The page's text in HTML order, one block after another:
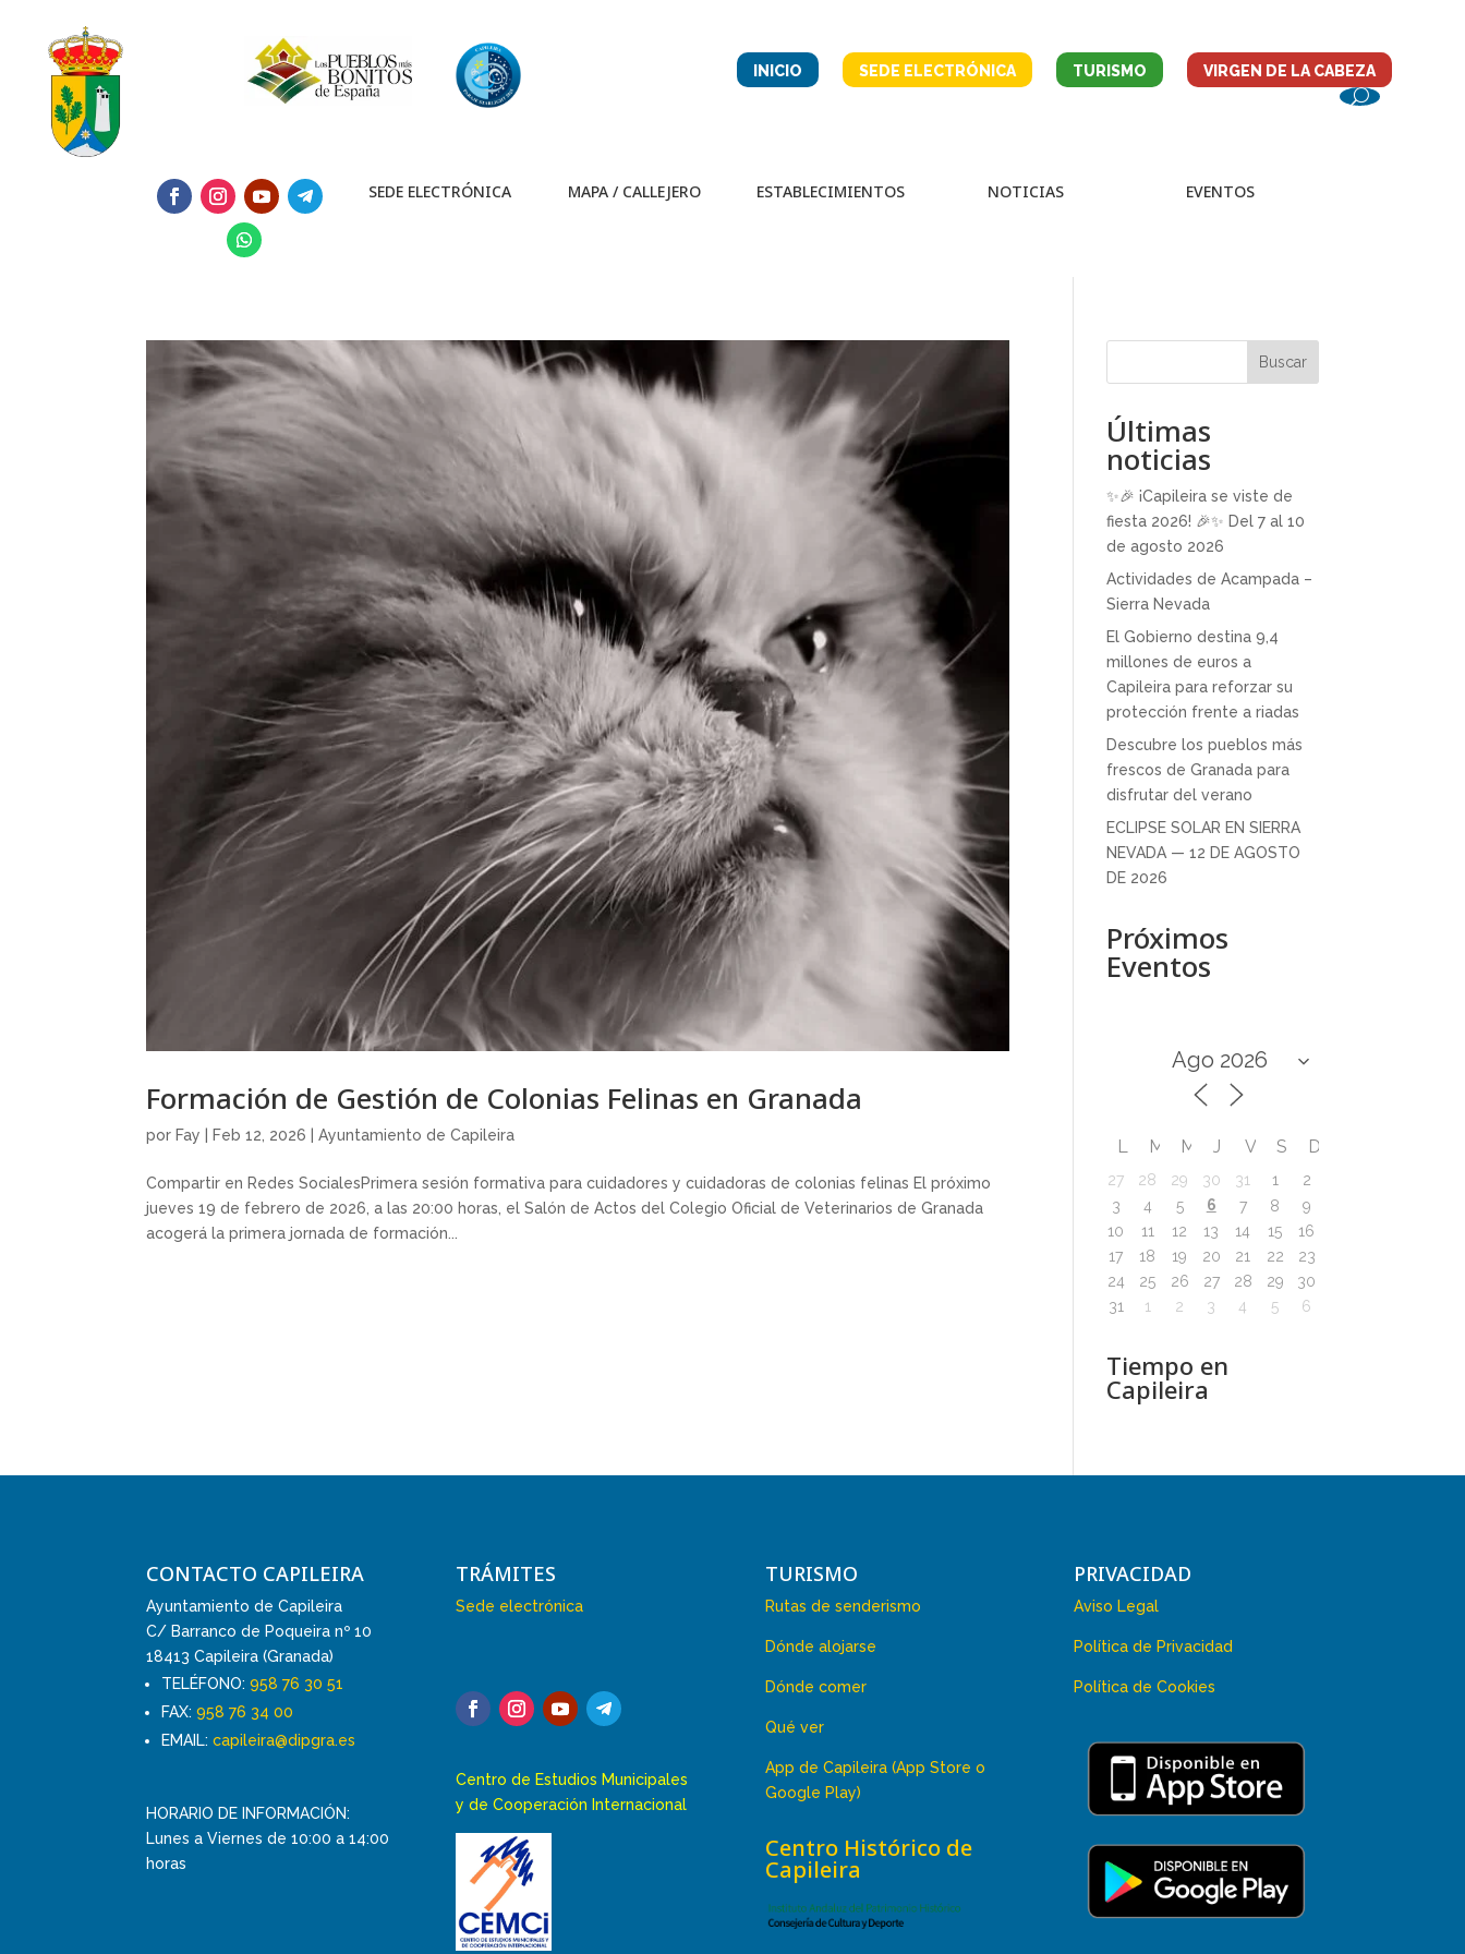
INICIO SEDE ELECTRÓNICA TURISMO VIRGEN DE LA CABEZA
SEDE ELECTRÓNICA MAPA / CALLEJERO ESTABLECIMIENTOS NOTICIAS EVENTOS
Formación de Gestión de Colonias Felinas en Granada
por Fay Feb 12, 2026 |Ayuntamiento de Capileira
Compartir en Redes SocialesPrimera sesión formativa para cuidadores y cuidadoras de colonias felinas El próximo
jueves 19 de febrero de 2026, a las 20:00 horas, el Salón de Actos del Colegio Oficial de Veterinarios de Granada
acogerá la primera jornada de formación...
Buscar
Últimas
noticias
✨🎉 ¡Capileira se viste de
fiesta 2026! 🎉✨ Del 7 al 10
de agosto 2026
Actividades de Acampada –
Sierra Nevada
El Gobierno destina 9,4
millones de euros a
Capileira para reforzar su
protección frente a riadas
Descubre los pueblos más
frescos de Granada para
disfrutar del verano
ECLIPSE SOLAR EN SIERRA
NEVADA — 12 DE AGOSTO
DE 2026
Próximos
Eventos
L M M J V S D
27 28 29 30 31 1
2
3
4 5 6 7 8
9
10
11 12 13 14 15
16
17
18 19 20 21 22
23
24
25 26 27 28 29
30
31
1 2 3 4 5 6
Tiempo en
Capileira
CONTACTO CAPILEIRA
Ayuntamiento de Capileira
C/ Barranco de Poqueira nº 10
18413 Capileira (Granada)
TELÉFONO:958 76 30 51
FAX:958 76 34 00
EMAIL:capileira@dipgra.es
HORARIO DE INFORMACIÓN:
Lunes a Viernes de 10:00 a 14:00
horas
TRÁMITES
Sede electrónica
Centro de Estudios Municipales
y de Cooperación Internacional
TURISMO
Rutas de senderismo
Dónde alojarse
Dónde comer
Qué ver
App de Capileira (App Store o
Google Play)
Centro Histórico de
Capileira
PRIVACIDAD
Aviso Legal
Política de Privacidad
Política de Cookies